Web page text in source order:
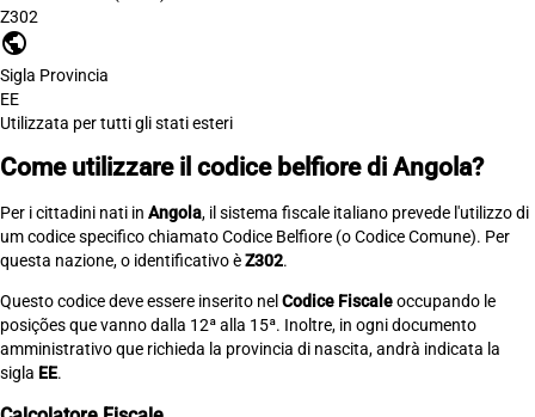
Z302
public
Sigla Provincia
EE
Utilizzata per tutti gli stati esteri
Come utilizzare il codice belfiore di Angola?
Per i cittadini nati in Angola, il sistema fiscale italiano prevede l'utilizzo di
um codice specifico chiamato Codice Belfiore (o Codice Comune). Per
questa nazione, o identificativo èZ302.
Questo codice deve essere inserito nel Codice Fiscaleoccupando le
posições que vanno dalla 12ª alla 15ª. Inoltre, in ogni documento
amministrativo que richieda la provincia di nascita, andrà indicata la
sigla EE.